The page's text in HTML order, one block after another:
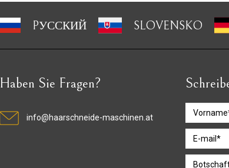
PУССКИЙ SLOVENSKO
Haben Sie Fragen?
info@haarschneide-maschinen.at